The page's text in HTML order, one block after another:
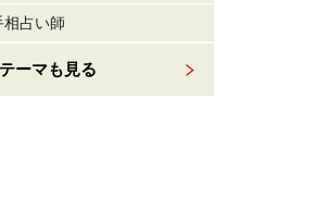
占い師
ーマも見る